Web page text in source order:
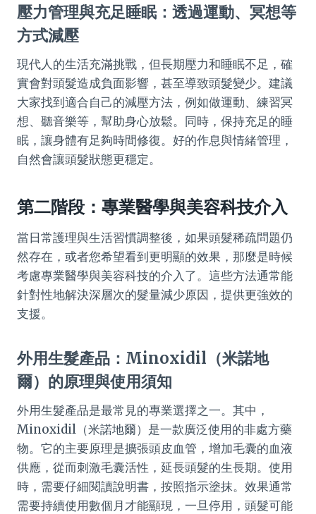
壓力管理與充足睡眠：透過運動、冥想等
方式減壓
現代人的生活充滿挑戰，但長期壓力和睡眠不足，確
實會對頭髮造成負面影響，甚至導致頭髮變少。建議
大家找到適合自己的減壓方法，例如做運動、練習冥
想、聽音樂等，幫助身心放鬆。同時，保持充足的睡
眠，讓身體有足夠時間修復。好的作息與情緒管理，
自然會讓頭髮狀態更穩定。
第二階段：專業醫學與美容科技介入
當日常護理與生活習慣調整後，如果頭髮稀疏問題仍
然存在，或者您希望看到更明顯的效果，那麼是時候
考慮專業醫學與美容科技的介入了。這些方法通常能
針對性地解決深層次的髮量減少原因，提供更強效的
支援。
外用生髮產品：Minoxidil（米諾地
爾）的原理與使用須知
外用生髮產品是最常見的專業選擇之一。其中，
Minoxidil（米諾地爾）是一款廣泛使用的非處方藥
物。它的主要原理是擴張頭皮血管，增加毛囊的血液
供應，從而刺激毛囊活性，延長頭髮的生長期。使用
時，需要仔細閱讀說明書，按照指示塗抹。效果通常
需要持續使用數個月才能顯現，一旦停用，頭髮可能